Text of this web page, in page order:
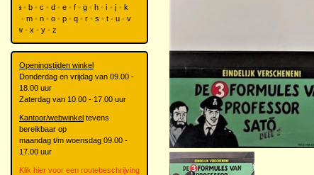
a b c d e f g h i j
k
m n o p q r s t u
v
w
x y z
Openingstijden winkel
Donderdag en vrijdag van 09.00 -
18.00 uur
Zaterdag van 10.00 - 17.00 uur
Kantoor/webwinkel tevens
bereikbaar op
maandag t/m woensdag 09.00 -
17.00 uur
Klik hier voor een routebeschrijving